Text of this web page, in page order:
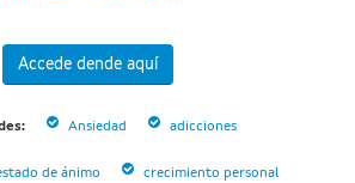
Accede dende aquí
Ansiedad adicciones
de ánimo crecimiento personal